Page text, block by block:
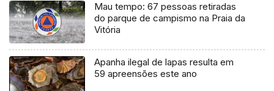
Mau tempo: 67 pessoas retiradas
do parque de campismo na Praia da
Vitória
Apanha ilegal de lapas resulta em
59 apreensões este ano